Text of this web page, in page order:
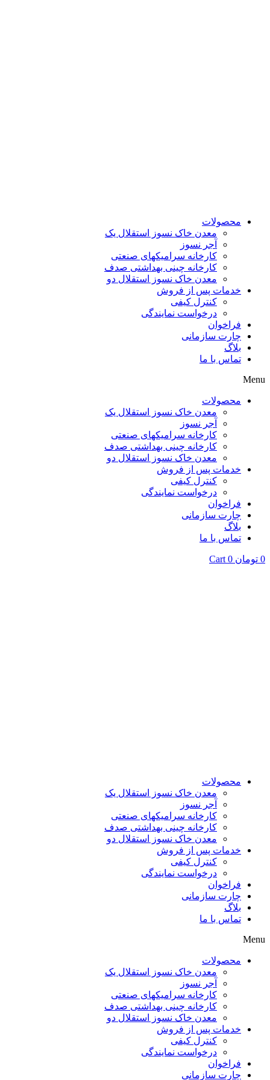
محصولات
معدن خاک نسوز استقلال یک
آجر نسوز
کارخانه سرامیکهای صنعتی
کارخانه چینی بهداشتی صدف
معدن خاک نسوز استقلال دو
خدمات پس از فروش
کنترل کیفی
درخواست نمایندگی
فراخوان
چارت سازمانی
بلاگ
تماس با ما
Menu
محصولات
معدن خاک نسوز استقلال یک
آجر نسوز
کارخانه سرامیکهای صنعتی
کارخانه چینی بهداشتی صدف
معدن خاک نسوز استقلال دو
خدمات پس از فروش
کنترل کیفی
درخواست نمایندگی
فراخوان
چارت سازمانی
بلاگ
تماس با ما
0 تومان 0
Cart
محصولات
معدن خاک نسوز استقلال یک
آجر نسوز
کارخانه سرامیکهای صنعتی
کارخانه چینی بهداشتی صدف
معدن خاک نسوز استقلال دو
خدمات پس از فروش
کنترل کیفی
درخواست نمایندگی
فراخوان
چارت سازمانی
بلاگ
تماس با ما
Menu
محصولات
معدن خاک نسوز استقلال یک
آجر نسوز
کارخانه سرامیکهای صنعتی
کارخانه چینی بهداشتی صدف
معدن خاک نسوز استقلال دو
خدمات پس از فروش
کنترل کیفی
درخواست نمایندگی
فراخوان
چارت سازمانی